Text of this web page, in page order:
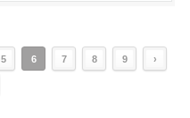
5 6 7 8 9 ›